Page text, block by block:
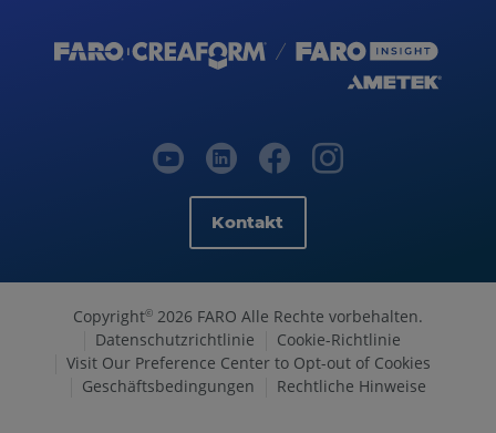
Kontakt
Copyright© 2026 FARO Alle Rechte vorbehalten.
Datenschutzrichtlinie
Cookie-Richtlinie
Visit Our Preference Center to Opt-out of Cookies
Geschäftsbedingungen
Rechtliche Hinweise